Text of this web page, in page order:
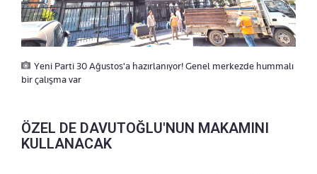
Yeni Parti 30 Ağustos'a hazırlanıyor! Genel merkezde hummalı
bir çalışma var
ÖZEL DE DAVUTOĞLU'NUN MAKAMINI
KULLANACAK